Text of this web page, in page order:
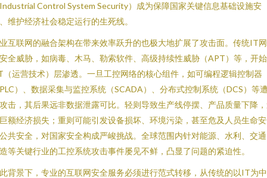
Control System Security）成为保障国家关键信息基础设施安
维护经济社会稳定运行的生死线。
互联网的融合架构在带来效率跃升的也极大地扩展了攻击面。传统IT
全威胁，如病毒、木马、勒索软件、高级持续性威胁（APT）等，开
（运营技术）层渗透。一旦工控网络的核心组件，如可编程逻辑控制器
）、数据采集与监控系统（SCADA）、分布式控制系统（DCS）等
击，其后果远非数据泄露可比。轻则导致生产线停摆、产品质量下降
额经济损失；重则可能引发设备损坏、环境污染，甚至危及人员生命
共安全，对国家安全构成严峻挑战。全球范围内针对能源、水利、交
等关键行业的工控系统攻击事件屡见不鲜，凸显了问题的紧迫性。
背景下，专业的互联网安全服务必须进行范式转移，从传统的以IT为